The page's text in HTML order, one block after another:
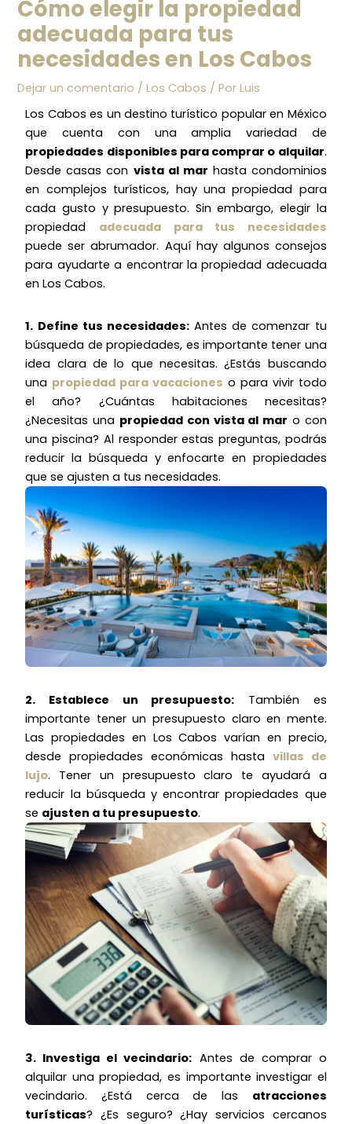
Cómo elegir la propiedad
adecuada para tus
necesidades en Los Cabos
Dejar un comentario /Los Cabos / PorLuis
Los Cabos es un destino turístico popular en México
que cuenta con una amplia variedad de
propiedades disponibles para comprar o alquilar.
Desde casas con vista al mar hasta condominios
en complejos turísticos, hay una propiedad para
cada gusto y presupuesto. Sin embargo, elegir la
propiedad adecuada para tus necesidades
puede ser abrumador. Aquí hay algunos consejos
para ayudarte a encontrar la propiedad adecuada
en Los Cabos.
1. Define tus necesidades:Antes de comenzar tu
búsqueda de propiedades, es importante tener una
idea clara de lo que necesitas. ¿Estás buscando
una propiedad para vacaciones o para vivir todo
el año? ¿Cuántas habitaciones necesitas?
¿Necesitas una propiedad con vista al mar o con
una piscina? Al responder estas preguntas, podrás
reducir la búsqueda y enfocarte en propiedades
que se ajusten a tus necesidades.
2. Establece un presupuesto: También es
importante tener un presupuesto claro en mente.
Las propiedades en Los Cabos varían en precio,
desde propiedades económicas hasta villas de
lujo. Tener un presupuesto claro te ayudará a
reducir la búsqueda y encontrar propiedades que
se ajusten a tu presupuesto.
3. Investiga el vecindario: Antes de comprar o
alquilar una propiedad, es importante investigar el
vecindario. ¿Está cerca de las atracciones
turísticas? ¿Es seguro? ¿Hay servicios cercanos